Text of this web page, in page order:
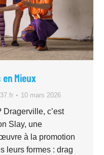
Mieux
10 mars 2026
Dragerville, c’est
Slay, une
à la promotion
leurs formes : drag